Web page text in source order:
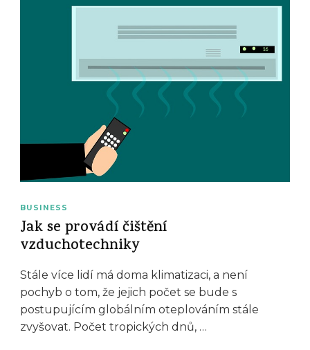
BUSINESS
Jak se provádí čištění
vzduchotechniky
Stále více lidí má doma klimatizaci, a není
pochyb o tom, že jejich počet se bude s
postupujícím globálním oteplováním stále
zvyšovat. Počet tropických dnů, …